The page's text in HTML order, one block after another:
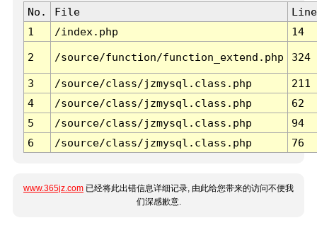
No. File
Line
1
/index.php 14
2 /source/function/function_extend.php 324
3 /source/class/jzmysql.class.php
211
4
/source/class/jzmysql.class.php
62
5
/source/class/jzmysql.class.php
94
6
/source/class/jzmysql.class.php 76
www.365jz.com 已经将此出错信息详细记录, 由此给您带来的访问不便我
们深感歉意.